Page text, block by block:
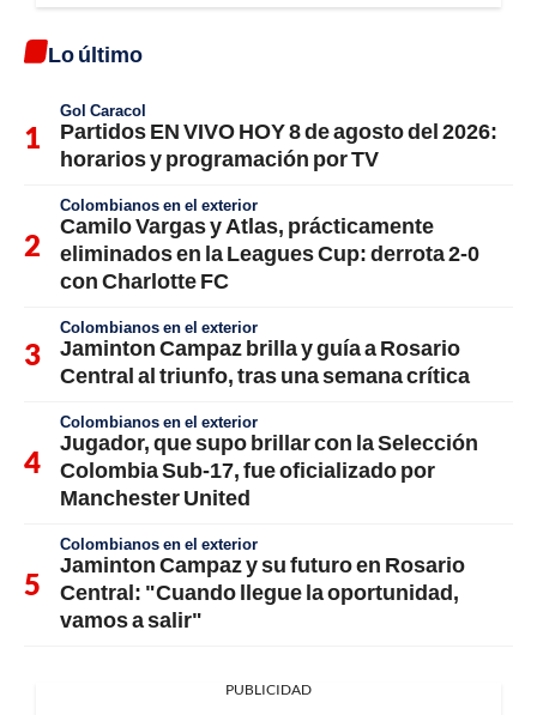
Lo último
Gol Caracol
Partidos EN VIVO HOY 8 de agosto del 2026:
horarios y programación por TV
Colombianos en el exterior
Camilo Vargas y Atlas, prácticamente
eliminados en la Leagues Cup: derrota 2-0
con Charlotte FC
Colombianos en el exterior
Jaminton Campaz brilla y guía a Rosario
Central al triunfo, tras una semana crítica
Colombianos en el exterior
Jugador, que supo brillar con la Selección
Colombia Sub-17, fue oficializado por
Manchester United
Colombianos en el exterior
Jaminton Campaz y su futuro en Rosario
Central: "Cuando llegue la oportunidad,
vamos a salir"
PUBLICIDAD